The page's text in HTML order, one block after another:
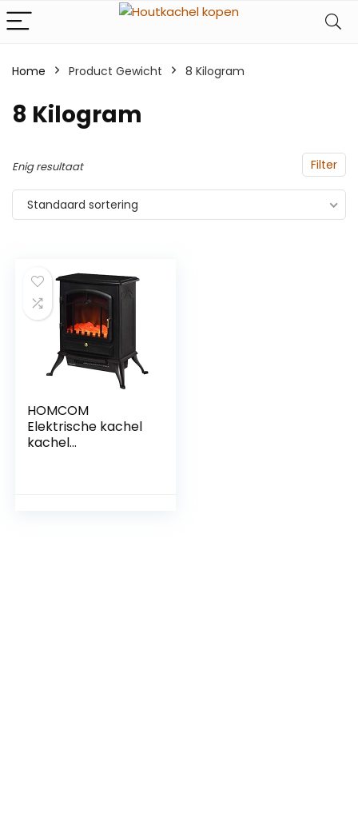
Home Product Gewicht ‎8 Kilogram
‎8 Kilogram
Filter
Enig resultaat
Standaard sortering
HOMCOM
Elektrische kachel
kachel